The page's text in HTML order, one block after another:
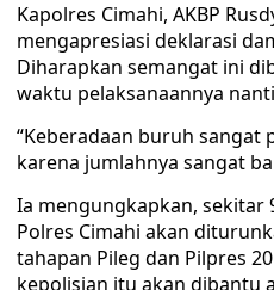
Kapolres Cimahi, AKBP
mengapresiasi deklarasi
Diharapkan semangat ini
waktu pelaksanaannya
“Keberadaan buruh sangat
karena jumlahnya sangat
Ia mengungkapkan, sekitar
Polres Cimahi akan
tahapan Pileg dan Pilpres
kepolisian itu akan dibantu